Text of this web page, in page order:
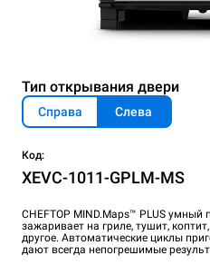
Тип открывания двери
Справа Слева
Код:
XEVC-1011-GPLM-MS
CHEFTOP MIND.Maps™ PLUS умный
зажаривает на гриле, тушит,
другое. Автоматические циклы
дают всегда непогрешимые